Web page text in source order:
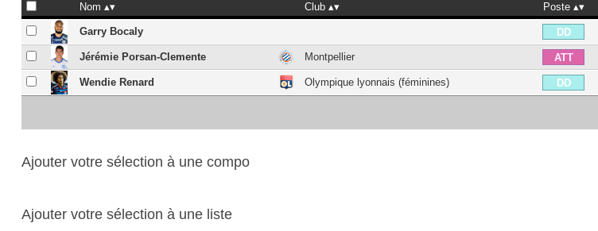
Nom Club Poste
Garry Bocaly DD
Jérémie Porsan-Clemente Montpellier ATT
Wendie Renard Olympique lyonnais (féminines) DD
Ajouter votre sélection à une compo
Ajouter votre sélection à une liste